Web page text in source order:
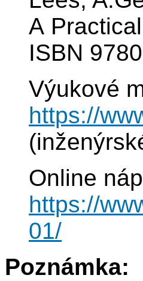
A
ISBN
Výukové
https://
Online
https://
01/
Poznámka: